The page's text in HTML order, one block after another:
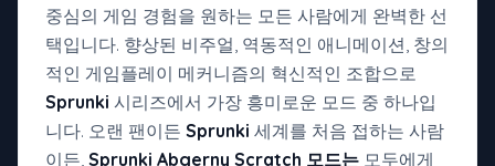
중심의 게임 경험을 원하는 모든 사람에게 완벽한 선
택입니다. 향상된 비주얼, 역동적인 애니메이션, 창의
적인 게임플레이 메커니즘의 혁신적인 조합으로
Sprunki 시리즈에서 가장 흥미로운 모드 중 하나입
니다. 오랜 팬이든 Sprunki 세계를 처음 접하는 사람
이든, Sprunki Abgerny Scratch 모드는 모두에게